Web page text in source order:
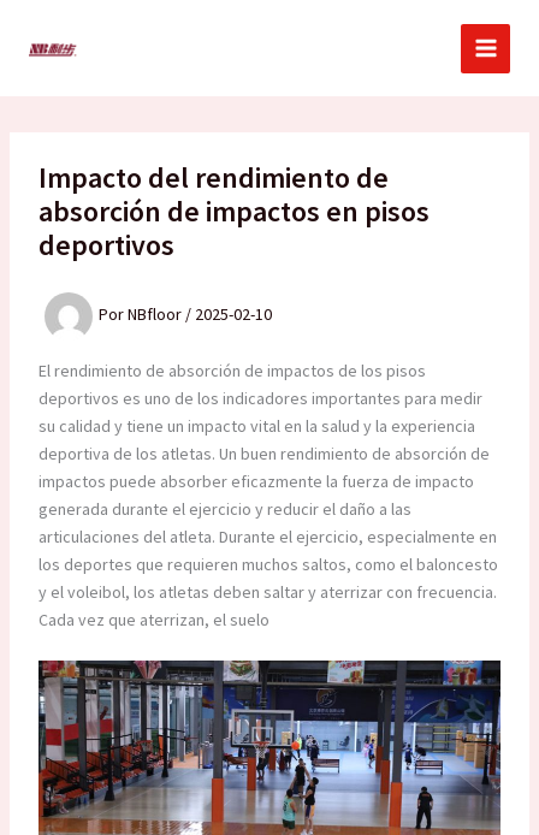
Impacto del rendimiento de
absorción de impactos en pisos
deportivos
PorNBfloor / 2025-02-10
El rendimiento de absorción de impactos de los pisos
deportivos es uno de los indicadores importantes para medir
su calidad y tiene un impacto vital en la salud y la experiencia
deportiva de los atletas. Un buen rendimiento de absorción de
impactos puede absorber eficazmente la fuerza de impacto
generada durante el ejercicio y reducir el daño a las
articulaciones del atleta. Durante el ejercicio, especialmente en
los deportes que requieren muchos saltos, como el baloncesto
y el voleibol, los atletas deben saltar y aterrizar con frecuencia.
Cada vez que aterrizan, el suelo